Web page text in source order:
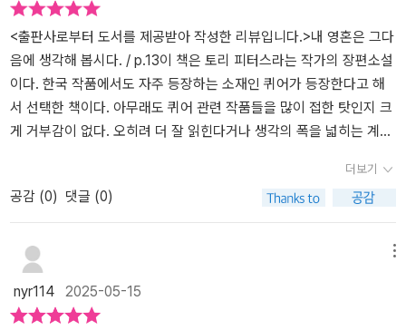
들은 우리나라에서 또는 태국까지 원정을 가 음경과 고환을 제거하
고, 주름진 주머니까지 싹 잘라버린 다음에 고환이 있던 서혜부에 구
멍을 내 직장 위쪽으로 질을 만든 사람으로 알았을 듯하다. 그러나 책
의 두 주인공급 트랜스 여성들은 음경과 고환을 달고 있다. 호르몬 주
사를 많이 맞아 생식능력은 없지만 책을 읽어보면 음경이 발기도 되
는 모양이다. 그런데 이런 상태, 유방이 부풀고 젖꽂지가 도톰함에도
자기들끼리의 커뮤니티가 있었겠지. 지금은 미국의 경우에 데이팅 앱
에 접속해 취향을 선택할 수 있다고 한다. 나는 이런 거 모르고 살아
도 괜찮은데, 자꾸 이렇게 알려줄 필요 없는데도 정보가 넘친다. 하여
간 지금 리즈가 만나는 BMW 타는 수캐는 사실 HIV 양성반응자이다.
HIV 환자하고 다르다. 그래도 조금 위험한 사람이다. 리즈한테는 치
명적이지 않다. 리즈는 에이즈 예방약을 복용했다. 그걸 피임약이라
고 일컫는다. 리즈는 에이미와 결혼시절에 자기 아이를 그렇게 키우
놀라운 이야기를 만나보자!
피터스 #비채 #비채서포터즈3기 #협찬도서 #트랜스젠더 #디트랜스
#시스젠더 #다양성
이유는 결코 좋은 것일 리가 없다는 듯이.' 다른 주인공 에임스를 보
자. 어떤 독자에겐 가장 큰 혼란일 그를. 디트랜지션으로 '정상성에 복
귀한' 그의 연인 카트리나가 임신했다. 그는 아이의 아버지를 원한다.
안정적인 미래를 그린다. 선택해야 한다. 그가 될 수 없는 것과, 줄 수
없는 것과, 그럼에도 원하는 것들 사이에서. 혹자는 물을 것이다. 숨기
면 되지 않냐고, 말만 안 하면 지금처럼 아무도 모를텐데, 참고 살면
뭔지, 그 자신조차 알지 못한 채로 내던져졌던 그 시간들은, 어째서,
어떤 이름으로 불린다는 이유만으로 그렇게나 쉽게 지울 수 있는, '진
정한' 선택이 아니었음에도 선택의 문제가 되어버리는 걸까. 그는 의
문했다. 내 고통은 진짜일까. 스스로와 주변을 파괴했던 상처에도 의
심했고, 물었고, 울었다. 그리고, 지금에 도달해있다. 지쳤으니까. 이
또한 삶의 방식이고 선택이니까. p.55 트랜스 여성으로서의 삶은 너
무도 고달프고, 그래서 사람들은 어느 순간 포기한다. 그보다 더 나쁜
모가 될 기회라는 생각에 일반적인 가족 형태가 아닌 전혀 다른 가족
형태에서 아이를 키울 계획을 세운다.에임스 없이 아이를 키울 생각
이 없던 카트리나는 처음엔 황당해하다 리즈와 만남 후 셋이서 함께
아이를 키울 계획을 세운다.근래에 읽은 책 중에서 가장 이야기하기
어려운 소설이다.일상적인 대화에서 주제가 되기 어려운 젠더 이슈와
트랜스젠더, 디트랜지션, 동성애 등을 전면에 내세운 소설은 노골적
가기는 힘들었다.작가 본인이 트랜스젠더 당사자인 까닭에 소설 내내
리즈의 심정을 잘 나타내고 있지만 모든 상황을 오롯이 이해하며 읽
기는 어려웠다.하지만 타고난 신체와는 다르게 자신의 성을 인식하는
여성이 느끼는 사회의 시선과 고립을 보며 우리가 무심코 저지르고
있는 폭력을 직접 보고 있는 느낌이 든다.어떠한 경우라도 모든 인간
은 차별받지 않아야 한다는 이야기를 하면서도 과연 나는 진실로 그
말에 수긍하는지 여러 번 반문하게 된다.그냥 말과 글이 아닌 현실에
<출판사로부터 도서를 제공받아 작성한 리뷰입니다.>내 영혼은 그다
음에 생각해 봅시다. / p.13​이 책은 토리 피터스라는 작가의 장편소설
이다. 한국 작품에서도 자주 등장하는 소재인 퀴어가 등장한다고 해
서 선택한 책이다. 아무래도 퀴어 관련 작품들을 많이 접한 탓인지 크
게 거부감이 없다. 오히려 더 잘 읽힌다거나 생각의 폭을 넓히는 계기
로서 퀴어를 접한 적은 있었지만 소설로서 작품을 접한 적이 거의 없
었던 것 같다. 그 지점이 기대가 되었다.​소설의 주인공은 크게 세 명이
다. 리즈와 에이미, 카트리나. 리즈는 임신과 출산을 원하는 트랜스젠
더 여성이며, 에이미는 한때 트랜스젠더 여성으로 살았지만 이를 포
기하고 다시 원래의 성인 남성으로 돌아가 에임스라는 이름을 가졌
다. 카트리나는 에임스의 직장 상사이자 연인으로 정신적인 성과 생
물학적인 성이 일치한 시스젠더 여성이다. 카트리나가 에임스의 아이
더보기
공감 (0) 댓글 (0)
nyr114 2025-05-15